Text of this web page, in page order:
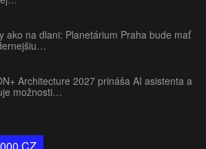
ako na dlani: Planetárium Praha bude mať
Architecture 2027 prináša AI asistenta a
možnosti…